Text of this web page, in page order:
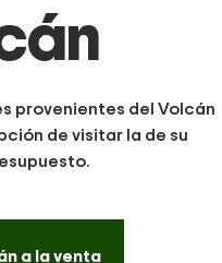
provenientes del Volcán
de visitar la de su
a la venta